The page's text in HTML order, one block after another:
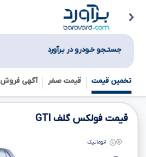
جستـجو خـودرو در بـرآورد
تخمین قیمت قیمت صفر آگهی فروش
قیمت فولکس گلف GTI
اتوماتیک